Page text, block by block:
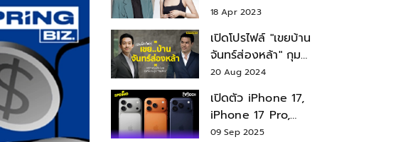
สมบัติแห่งชาติ หลังมี
18 Apr 2023
เปิดโปรไฟล์ "เขยบ้าน
จันทร์ส่องหล้า" กุม
บังเหียนธุรกิจตระกูล
"ชินวัตร"
20 Aug 2024
เปิดตัว iPhone 17,
iPhone 17 Pro,
iPhone 17 Air สเปค
09 Sep 2025